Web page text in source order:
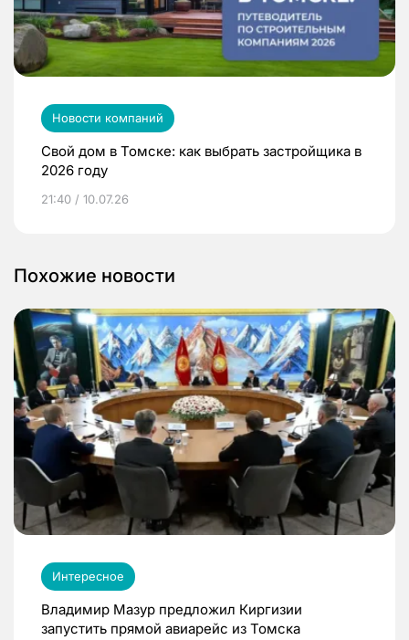
Новости компаний
Свой дом в Томске: как выбрать застройщика в
2026 году
21:40 / 10.07.26
Похожие новости
Интересное
Владимир Мазур предложил Киргизии
запустить прямой авиарейс из Томска